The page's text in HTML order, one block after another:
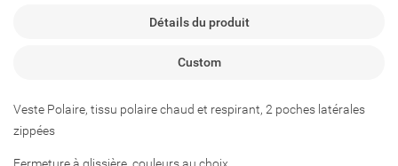
Détails du produit
Custom
Veste Polaire, tissu polaire chaud et respirant, 2 poches latérales
zippées
Fermeture à glissière, couleurs au choix